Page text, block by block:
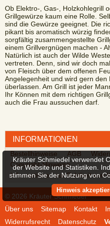
Kräuter Schmiedel verwendet
der Website und Statistiken.
stimmen Sie der Nutzung von
Hinweis
Ob Elektro-, Gas-, Holzkohlegrill
Grillgewürze kaum eine Rolle.
sind die Gewürze geeignet. Die
pikant bis aromatisch würzig
sorgfältig zusammengestellte
einem Grillvergnügen machen -
Natürlich ist auch der Wilde
vertreten. Denn, sind wir doch
von Fleisch über dem offenen
Angelegenheit und wird gern den
überlassen. Am Grill ist jeder
Ihr Können mit dem richtigen
auch die Frau aussuchen darf.
INFORMATIONEN
Bestellhinweise AGB
Copyright-Hinweise
Informationen zur Echtheit von
© 2026 Kräuter Schmiedel
Über uns
Sitemap Kontakt
Widerrufsrecht
Datenschutz